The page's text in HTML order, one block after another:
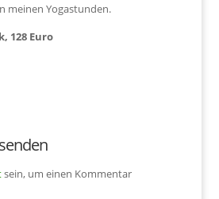
meinen Yogastunden.
128 Euro
sein, um einen Kommentar